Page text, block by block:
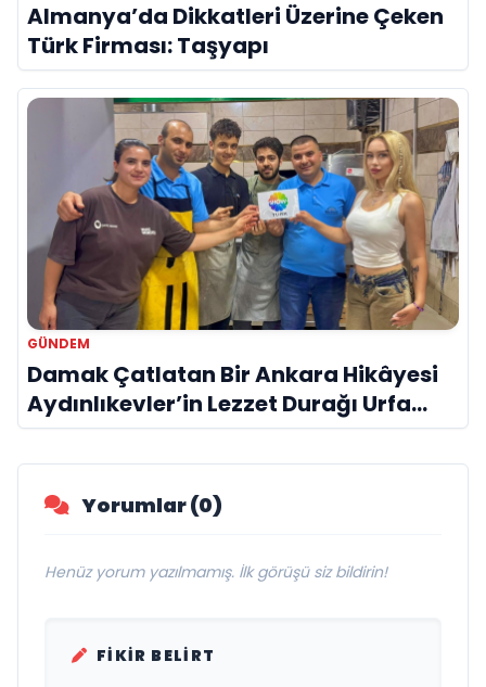
Almanya’da Dikkatleri Üzerine Çeken
Türk Firması: Taşyapı
GÜNDEM
Damak Çatlatan Bir Ankara Hikâyesi
Aydınlıkevler’in Lezzet Durağı Urfa
Damak
Yorumlar (0)
Henüz yorum yazılmamış. İlk görüşü siz bildirin!
FIKIR BELIRT